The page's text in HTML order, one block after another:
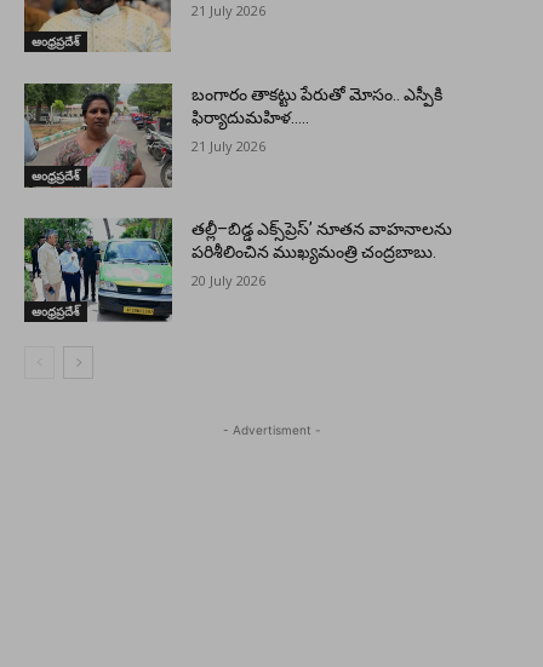
ఆంధ్రప్రదేశ్
21 July 2026
ఆంధ్రప్రదేశ్
బంగారం తాకట్టు పేరుతో మోసం.. ఎస్పీకి
ఫిర్యాదుమహిళ…..
21 July 2026
ఆంధ్రప్రదేశ్
తల్లీ–బిడ్డ ఎక్స్‌ప్రెస్’ నూతన వాహనాలను
పరిశీలించిన ముఖ్యమంత్రి చంద్రబాబు.
20 July 2026
- Advertisment -